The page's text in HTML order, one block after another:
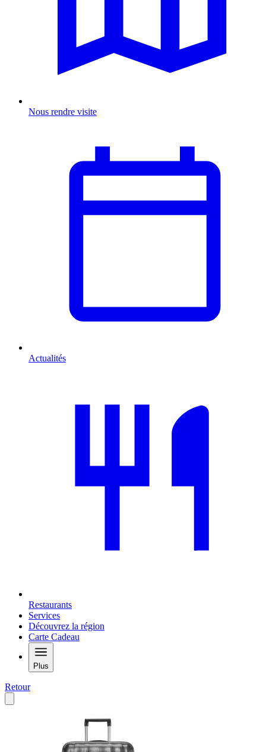
Nous rendre visite
Actualités
Restaurants
Services
Découvrez la région
Carte Cadeau
Plus
Retour